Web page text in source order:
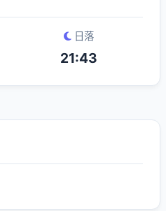
日落
21:43